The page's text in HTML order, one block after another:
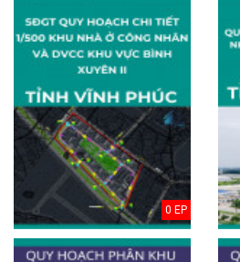
0 EP